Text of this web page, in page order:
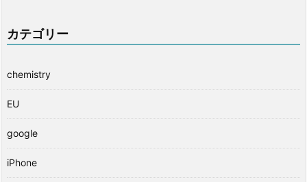
カテゴリー
chemistry
EU
google
iPhone